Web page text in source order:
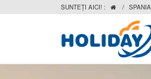
SUNTEŢI AICI! :  / SPANIA